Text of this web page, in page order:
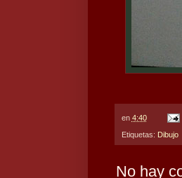
en 4:40
Etiquetas: Dibujo
No hay